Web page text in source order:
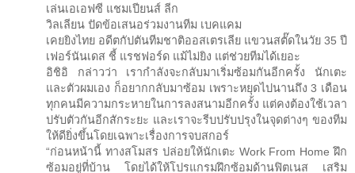
เล่นเอเอฟซี แชมเปียนส์ ลีก
วิลเลียน ปัดข้อเสนอร่วมงานทีม เบคแคม
เคยยิงไทย อดีตกัปตันทีมชาติออสเตรเลีย แขวนสตั๊ดในวัย 35 ปี
เฟอร์นันเดส ชี้ แรชฟอร์ด แม้ไม่ยิง แต่ช่วยทีมได้เยอะ
อิชิอิ กล่าวว่า เรากำลังจะกลับมาเริ่มซ้อมกันอีกครั้ง นักเตะ
และตัวผมเอง ก็อยากกลับมาซ้อม เพราะหยุดไปนานถึง 3 เดือน
ทุกคนมีความกระหายในการลงสนามอีกครั้ง แต่คงต้องใช้เวลา
ปรับตัวกันอีกสักระยะ และเราจะรีบปรับปรุงในจุดต่างๆ ของทีม
ให้ดียิ่งขึ้นโดยเฉพาะเรื่องการจบสกอร์
“ก่อนหน้านี้ ทางสโมสร ปล่อยให้นักเตะ Work From Home ฝึก
ซ้อมอยู่ที่บ้าน โดยได้ให้โปรแกรมฝึกซ้อมด้านฟิตเนส เสริม